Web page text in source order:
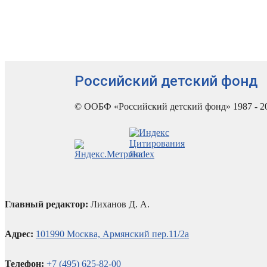
Российский детский фонд
© ООБФ «Российский детский фонд» 1987 -
Главный редактор: Лиханов Д. А.
Адрес: 101990 Москва, Армянский пер.11/2а
Телефон: +7 (495) 625-82-00